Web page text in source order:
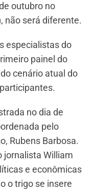
outubro no
não será diferente.
especialistas do
painel do
cenário atual do
no dia de
pelo
Rubens Barbosa.
jornalista William
e econômicas
o trigo se insere